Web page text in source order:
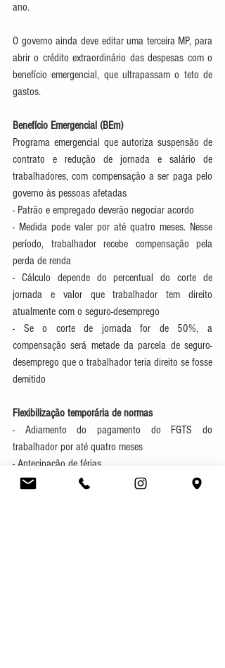
ano.
O governo ainda deve editar uma terceira MP, para
abrir o crédito extraordinário das despesas com o
benefício emergencial, que ultrapassam o teto de
gastos.
Benefício Emergencial (BEm)
Programa emergencial que autoriza suspensão de
contrato e redução de jornada e salário de
trabalhadores, com compensação a ser paga pelo
governo às pessoas afetadas
- Patrão e empregado deverão negociar acordo
- Medida pode valer por até quatro meses. Nesse
período, trabalhador recebe compensação pela
perda de renda
- Cálculo depende do percentual do corte de
jornada e valor que trabalhador tem direito
atualmente com o seguro-desemprego
- Se o corte de jornada for de 50%, a
compensação será metade da parcela de seguro-
desemprego que o trabalhador teria direito se fosse
demitido
Flexibilização temporária de normas
- Adiamento do pagamento do FGTS do
trabalhador por até quatro meses
- Antecipação de férias
- Flexibilização para decretar férias coletivas